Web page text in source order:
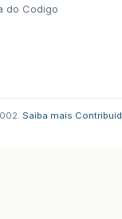
do Codigo
Saiba mais